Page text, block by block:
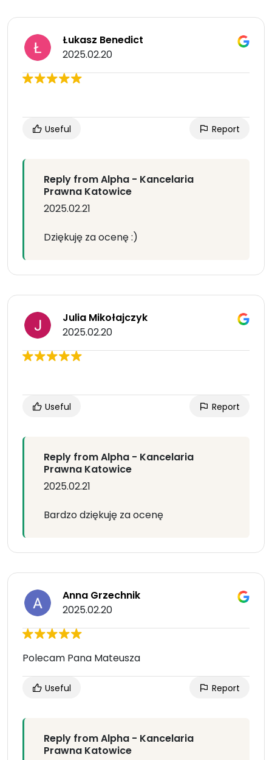
Łukasz Benedict
2025.02.20
Useful Report
Reply from Alpha - Kancelaria
Prawna Katowice
2025.02.21
Dziękuję za ocenę :)
Julia Mikołajczyk
2025.02.20
Useful Report
Reply from Alpha - Kancelaria
Prawna Katowice
2025.02.21
Bardzo dziękuję za ocenę
Anna Grzechnik
2025.02.20
Polecam Pana Mateusza
Useful Report
Reply from Alpha - Kancelaria
Prawna Katowice